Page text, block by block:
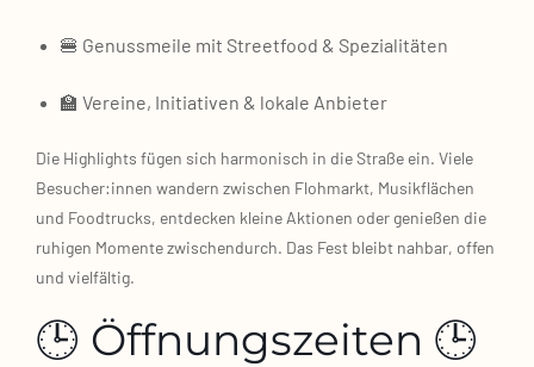
🍔 Genuss­mei­le mit Street­food & Spe­zia­li­tä­ten
🏫 Ver­ei­ne, Initia­ti­ven & loka­le Anbie­ter
Die High­lights fügen sich har­mo­nisch in die Stra­ße ein. Vie­le
Besucher:innen wan­dern zwi­schen Floh­markt, Musik­flä­chen
und Food­trucks, ent­de­cken klei­ne Aktio­nen oder genie­ßen die
ruhi­gen Momen­te zwi­schen­durch. Das Fest bleibt nah­bar, offen
und viel­fäl­tig.
🕒 Öffnungszeiten 🕒